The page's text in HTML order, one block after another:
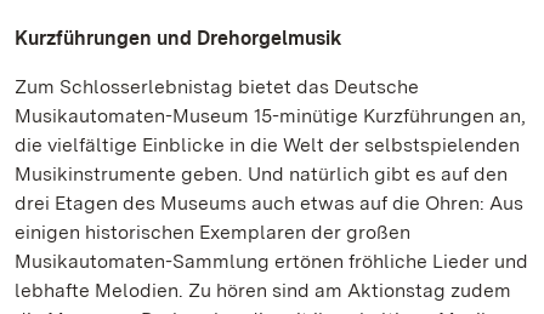
Kurzführungen und Drehorgelmusik
Zum Schlosserlebnistag bietet das Deutsche
Musikautomaten-Museum 15-minütige Kurzführungen an,
die vielfältige Einblicke in die Welt der selbstspielenden
Musikinstrumente geben. Und natürlich gibt es auf den
drei Etagen des Museums auch etwas auf die Ohren: Aus
einigen historischen Exemplaren der großen
Musikautomaten-Sammlung ertönen fröhliche Lieder und
lebhafte Melodien. Zu hören sind am Aktionstag zudem